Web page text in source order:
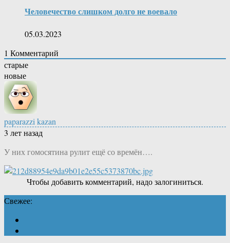
Человечество слишком долго не воевало
05.03.2023
1 Комментарий
старые
новые
paparazzi kazan
3 лет назад
У них гомосятина рулит ещё со времён….
Чтобы добавить комментарий, надо залогиниться.
Свежее: